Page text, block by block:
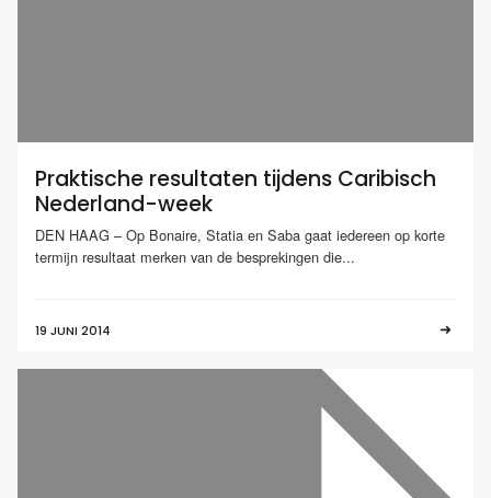
Praktische resultaten tijdens Caribisch
Nederland-week
DEN HAAG – Op Bonaire, Statia en Saba gaat iedereen op korte
termijn resultaat merken van de besprekingen die...
19 JUNI 2014